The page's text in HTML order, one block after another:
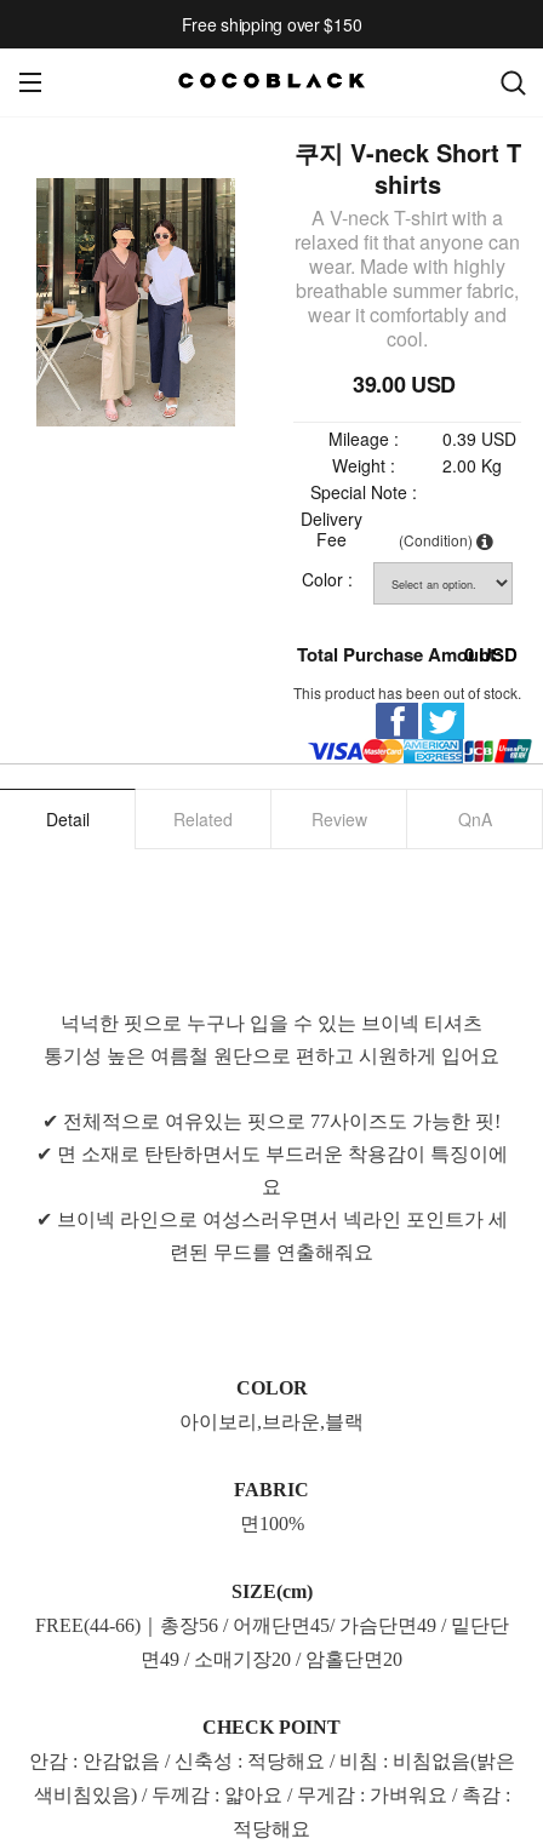
Free shipping over $150
쿠지 V-neck Short T
shirts
A V-neck T-shirt with a
relaxed fit that anyone can
wear. Made with highly
breathable summer fabric,
wear it comfortably and
cool.
39.00 USD
Mileage :
0.39 USD
Weight :
2.00 Kg
Special Note :
Delivery
Fee
(Condition)
Color :
Total Purchase Amount:
0USD
This product has been out of stock.
Detail Related Review QnA
넉넉한 핏으로 누구나 입을 수 있는 브이넥 티셔츠
통기성 높은 여름철 원단으로 편하고 시원하게 입어요
✔ 전체적으로 여유있는 핏으로 77사이즈도 가능한 핏!
✔ 면 소재로 탄탄하면서도 부드러운 착용감이 특징이에
요
✔ 브이넥 라인으로 여성스러우면서 넥라인 포인트가 세
련된 무드를 연출해줘요
COLOR
아이보리,브라운,블랙
FABRIC
면100%
SIZE(cm)
FREE(44-66)｜총장56 / 어깨단면45/ 가슴단면49 / 밑단단
면49 / 소매기장20 / 암홀단면20
CHECK POINT
안감 : 안감없음 / 신축성 : 적당해요 / 비침 : 비침없음(밝은
색비침있음) / 두께감 : 얇아요 / 무게감 : 가벼워요 / 촉감 :
적당해요